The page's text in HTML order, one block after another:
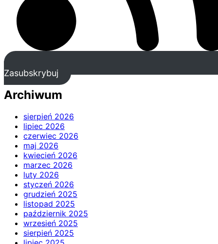
Zasubskrybuj
Archiwum
sierpień 2026
lipiec 2026
czerwiec 2026
maj 2026
kwiecień 2026
marzec 2026
luty 2026
styczeń 2026
grudzień 2025
listopad 2025
październik 2025
wrzesień 2025
sierpień 2025